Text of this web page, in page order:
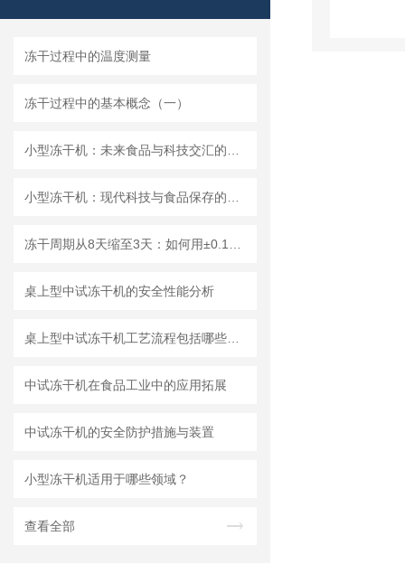
冻干过程中的温度测量
冻干过程中的基本概念（一）
桌上型中试冻干机的安全性能分析
中试冻干机在食品工业中的应用拓展
中试冻干机的安全防护措施与装置
小型冻干机适用于哪些领域？
查看全部